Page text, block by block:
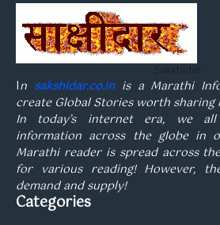
Sakshidar
In sakshidar.co.inis a Marathi
create Global Stories worth sharing
In today’s internet era, we
information across the globe in
Marathi reader is spread across
for various reading! However,
demand and supply!
Categories